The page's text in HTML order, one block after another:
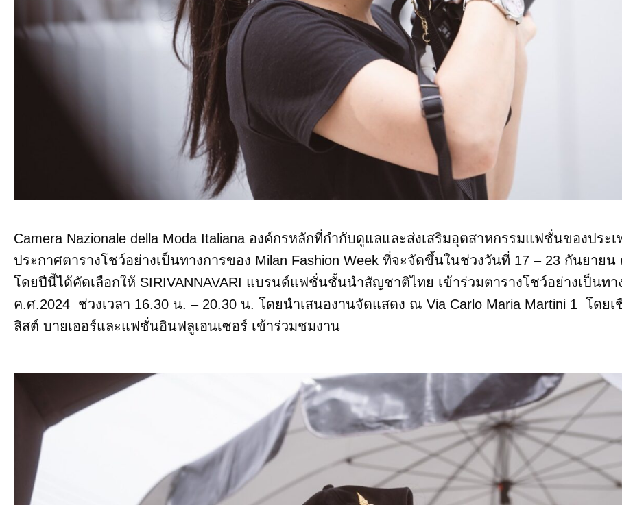
Camera Nazionale della Moda Italiana องค์กรหลักที่กำกับดูแลและส่งเสริมอุตสาหกรรมแฟชั่นของประ
ประกาศตารางโชว์อย่างเป็นทางการของ Milan Fashion Week ที่จะจัดขึ้นในช่วงวันที่ 17 – 23 กันยายน
โดยปีนี้ได้คัดเลือกให้ SIRIVANNAVARI แบรนด์แฟชั่นชั้นนำสัญชาติไทย เข้าร่วมตารางโชว์อย่างเป็นท
ค.ศ.2024 ช่วงเวลา 16.30 น. – 20.30 น. โดยนำเสนองานจัดแสดง ณ Via Carlo Maria Martini 1 โด
ลิสต์ บายเออร์และแฟชั่นอินฟลูเอนเซอร์ เข้าร่วมชมงาน